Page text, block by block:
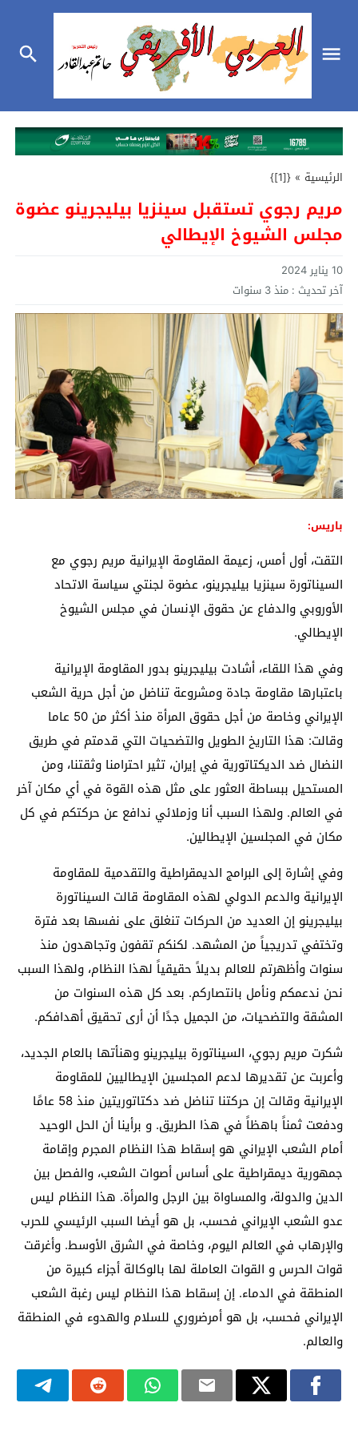
الرئيسية »
{[1]}
مريم رجوي تستقبل سينزيا بيليجرينو عضوة
مجلس الشيوخ الإيطالي
10 يناير 2024
آخر تحديث : منذ 3 سنوات
باريس:
التقت، أول أمس، زعيمة المقاومة الإيرانية مريم رجوي مع
السيناتورة سينزيا بيليجرينو، عضوة لجنتي سياسة الاتحاد
الأوروبي والدفاع عن حقوق الإنسان في مجلس الشيوخ
الإيطالي.
وفي هذا اللقاء، أشادت بيليجرينو بدور المقاومة الإيرانية
باعتبارها مقاومة جادة ومشروعة تناضل من أجل حرية الشعب
الإيراني وخاصة من أجل حقوق المرأة منذ أكثر من 50 عاما
وقالت: هذا التاريخ الطويل والتضحيات التي قدمتم في طريق
النضال ضد الديكتاتورية في إيران، تثير احترامنا وثقتنا، ومن
المستحيل ببساطة العثور على مثل هذه القوة في أي مكان آخر
في العالم. ولهذا السبب أنا وزملائي ندافع عن حركتكم في كل
مكان في المجلسين الإيطالين.
وفي إشارة إلى البرامج الديمقراطية والتقدمية للمقاومة
الإيرانية والدعم الدولي لهذه المقاومة قالت السيناتورة
بيليجرينو إن العديد من الحركات تنغلق على نفسها بعد فترة
وتختفي تدريجياً من المشهد. لكنكم تقفون وتجاهدون منذ
سنوات وأظهرتم للعالم بديلاً حقيقياً لهذا النظام، ولهذا السبب
نحن ندعمكم ونأمل بانتصاركم. بعد كل هذه السنوات من
المشقة والتضحيات، من الجميل جدًا أن أرى تحقيق أهدافكم.
شكرت مريم رجوي، السيناتورة بيليجرينو وهنأتها بالعام الجديد،
وأعربت عن تقديرها لدعم المجلسين الإيطاليين للمقاومة
الإيرانية وقالت إن حركتنا تناضل ضد دكتاتوريتين منذ 58 عامًا
ودفعت ثمناً باهظاً في هذا الطريق. و برأينا أن الحل الوحيد
أمام الشعب الإيراني هو إسقاط هذا النظام المجرم وإقامة
جمهورية ديمقراطية على أساس أصوات الشعب، والفصل بين
الدين والدولة، والمساواة بين الرجل والمرأة. هذا النظام ليس
عدو الشعب الإيراني فحسب، بل هو أيضا السبب الرئيسي للحرب
والإرهاب في العالم اليوم، وخاصة في الشرق الأوسط. وأغرقت
قوات الحرس و القوات العاملة لها بالوكالة أجزاء كبيرة من
المنطقة في الدماء. إن إسقاط هذا النظام ليس رغبة الشعب
الإيراني فحسب، بل هو أمرضروري للسلام والهدوء في المنطقة
والعالم.